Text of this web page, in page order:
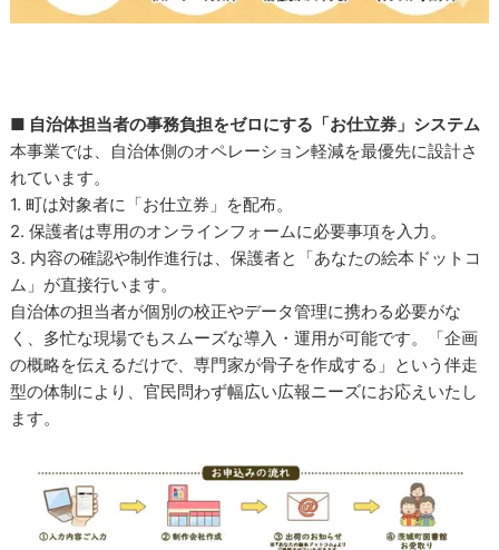
■ 自治体担当者の事務負担をゼロにする「お仕立券」システム
本事業では、自治体側のオペレーション軽減を最優先に設計さ
れています。
1. 町は対象者に「お仕立券」を配布。
2. 保護者は専用のオンラインフォームに必要事項を入力。
3. 内容の確認や制作進行は、保護者と「あなたの絵本ドットコ
ム」が直接行います。
自治体の担当者が個別の校正やデータ管理に携わる必要がな
く、多忙な現場でもスムーズな導入・運用が可能です。「企画
の概略を伝えるだけで、専門家が骨子を作成する」という伴走
型の体制により、官民問わず幅広い広報ニーズにお応えいたし
ます。